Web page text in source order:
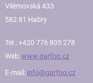
Vilémovská 433
582 81 Habry
Tel.: +420 776 805 278
Web:www.garfoo.cz
E-mail: info@garfoo.cz